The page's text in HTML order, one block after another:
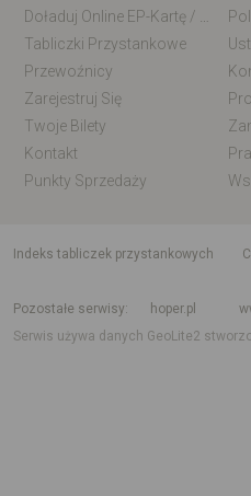
Tabliczki Przystankowe
Przewoźnicy
Zarejestruj Się
Twoje Bilety
Kontakt
Punkty Sprzedaży
indeks tabliczek przystankowych
Pozostałe serwisy
hoper.pl
Serwis używa danych GeoLite2